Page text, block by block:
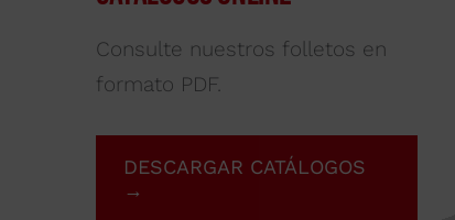
Consulte nuestros folletos en
formato PDF.
DESCARGAR CATÁLOGOS
→